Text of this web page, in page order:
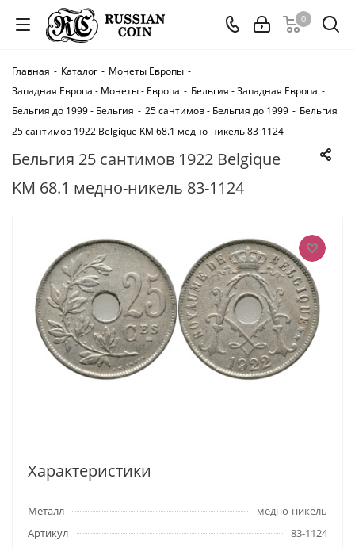
0
Главная - Каталог - Монеты Европы -
Западная Европа - Монеты - Европа - Бельгия - Западная Европа -
Бельгия до 1999 - Бельгия - 25 сантимов - Бельгия до 1999 - Бельгия
25 сантимов 1922 Belgique KM 68.1 медно-никель 83-1124
Бельгия 25 сантимов 1922 Belgique
KM 68.1 медно-никель 83-1124
Характеристики
Металл
медно-никель
Артикул
83-1124